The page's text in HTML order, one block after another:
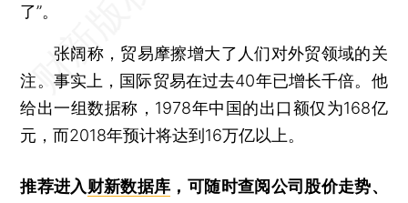
了”。
张阔称，贸易摩擦增大了人们对外贸领域的关
注。事实上，国际贸易在过去40年已增长千倍。他
给出一组数据称，1978年中国的出口额仅为168亿
元，而2018年预计将达到16万亿以上。
推荐进入财新数据库 ，可随时查阅公司股价走势、